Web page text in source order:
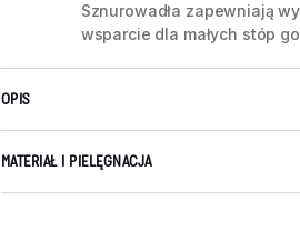
Sznurowadła zapewniają
wsparcie dla małych stóp
OPIS
MATERIAŁ I PIELĘGNACJA